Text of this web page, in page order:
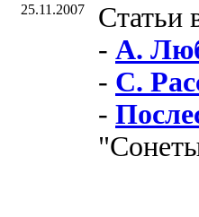
25.11.2007 Cтатьи
- А.
- С.
-